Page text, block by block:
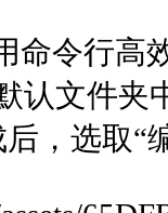
命令行高
认文件夹
，选取“